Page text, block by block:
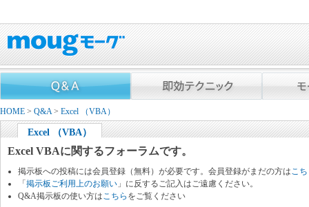
HOME > Q&A> Excel （VBA）
Excel （VBA）
Excel VBAに関するフォーラムです。
掲示板への投稿には会員登録（無料）が必要です。会員登録がまだの方は こ
「掲示板ご利用上のお願い 」に反するご記入はご遠慮ください。
Q&A掲示板の使い方は こちら をご覧ください